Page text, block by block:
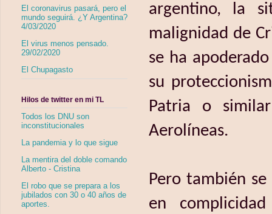
argentino, la
malignidad de
se ha
su
Patria o
Aerolíneas.
Pero también
en
El coronavirus pasará, pero el
mundo seguirá. ¿Y Argentina?
4/03/2020
El virus menos pensado.
29/02/2020
El Chupagasto
Hilos de twitter en mi TL
Todos los DNU son
inconstitucionales
La pandemia y lo que sigue
La mentira del doble comando
Alberto - Cristina
El robo que se prepara a los
jubilados con 30 o 40 años de
aportes.